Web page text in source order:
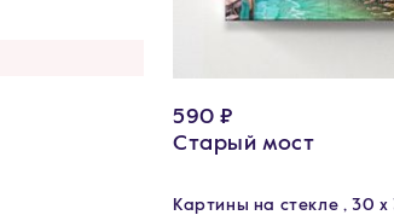
590 ₽
Старый мост
Картины на стекле , 30 x